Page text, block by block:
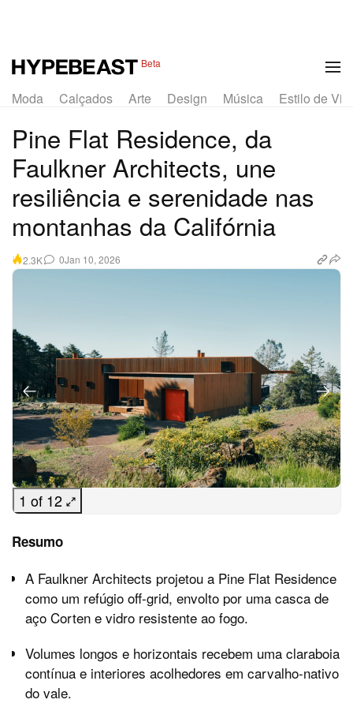
Beta
Moda Calçados Arte Design Música Estilo de
Pine Flat Residence, da
Faulkner Architects, une
resiliência e serenidade nas
montanhas da Califórnia
2.3K 0Jan 10, 2026
1 of 12
Resumo
A Faulkner Architects projetou a Pine Flat Residence
como um refúgio off-grid, envolto por uma casca de
aço Corten e vidro resistente ao fogo.
Volumes longos e horizontais recebem uma claraboia
contínua e interiores acolhedores em carvalho-nativo
do vale.